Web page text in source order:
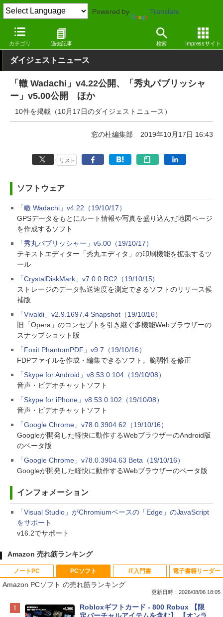
Powered by Translate
カテゴリ 過去記事 検索 Impressサイト
窓の杜 その他の話題 アップデート
ダイジェストニュース
「轍 Wadachi」v4.22公開、「秀丸パブリッシャ
ー」v5.00公開 ほか
10件を掲載（10月17日のダイジェストニュース）
窓の杜編集部 2019年10月17日 16:43
リスト
ソフトウェア
「轍 Wadachi」v4.22（19/10/17）
GPSデータをもとにルート情報や写真を盛り込んだ地図ページ
を作成するソフト
「秀丸パブリッシャー」v5.00（19/10/17）
テキストエディター「秀丸エディタ」の印刷機能を拡張するツ
ール
「CrystalDiskMark」v7.0.0 RC2（19/10/15）
ストレージのデータ転送速度を測定できるソフトのリリース候
補版
「Vivaldi」v2.9.1697.4 Snapshot（19/10/16）
旧「Opera」のコンセプトを引き継ぐ多機能Webブラウザーの
スナップショット版
「Foxit PhantomPDF」v9.7（19/10/16）
FDPファイルを作成・編集できるソフト。脆弱性を修正
「Skype for Android」v8.53.0.104（19/10/08）
音声・ビデオチャットソフト
「Skype for iPhone」v8.53.0.102（19/10/08）
音声・ビデオチャットソフト
「Google Chrome」v78.0.3904.62（19/10/16）
Googleが開発した軽快に動作するWebブラウザーのAndroid版
のベータ版
「Google Chrome」v78.0.3904.63 Beta（19/10/16）
Googleが開発した軽快に動作するWebブラウザーのベータ版
インフォメーション
「Visual Studio」がChromiumベースの「Edge」のJavaScript
をサポート
v16.2でサポート
Amazon 売れ筋ランキング
ノートPC
Apple 2026 MacBook Neo A18 Proチッ
PCソフト
Amazon PCソフト の売れ筋ランキング
更新日時：2026/08/06 18:05
Robloxギフトカード - 800 Robux 【限
IT入門書 電子書籍リーダー